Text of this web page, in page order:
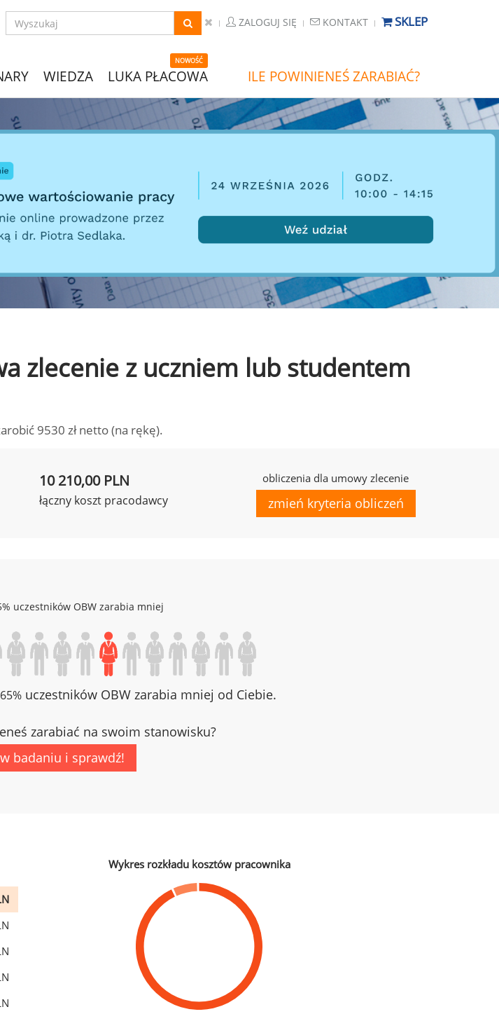
ZALOGUJ SIĘ KONTAKT SKLEP
WIEDZA
NOWOŚĆ
LUKA PŁACOWA ILE POWINIENEŚ ZARABIAĆ?
zlecenie z uczniem lub studentem
9530 zł netto (na rękę).
10 210,00 PLN
łączny koszt pracodawcy
obliczenia dla umowy zlecenie
zmień kryteria obliczeń
uczestników OBW zarabia mniej
65% uczestników OBW zarabia mniej od Ciebie.
zarabiać na swoim stanowisku?
badaniu i sprawdź!
Wykres rozkładu kosztów pracownika